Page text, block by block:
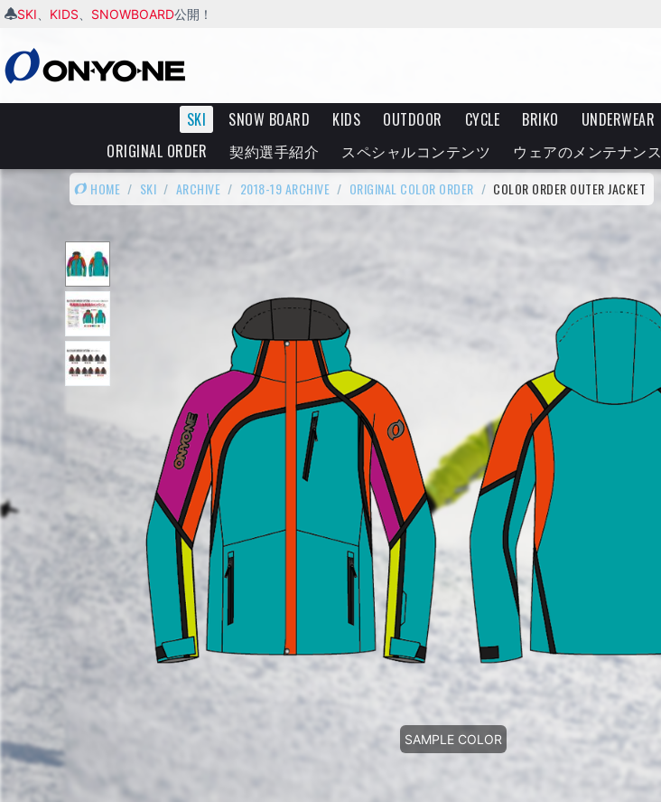
SKI KIDS SNOWBOARD公開！
SKI SNOW BOARD KIDS OUTDOOR CYCLE BRIKO UNDERWEAR
ORIGINAL ORDER
契約選手紹介 スペシャルコンテンツ ウェアのメンテナンス
HOME / SKI / ARCHIVE / 2018-19 ARCHIVE / ORIGINAL COLOR ORDER / COLOR ORDER OUTER JACKET
SAMPLE COLOR